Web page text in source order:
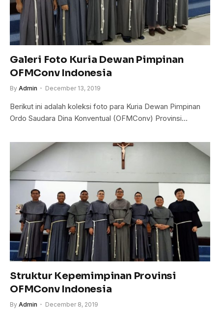
Galeri Foto Kuria Dewan Pimpinan
OFMConv Indonesia
By Admin December 13, 2019
Berikut ini adalah koleksi foto para Kuria Dewan Pimpinan
Ordo Saudara Dina Konventual (OFMConv) Provinsi…
Struktur Kepemimpinan Provinsi
OFMConv Indonesia
By Admin December 8, 2019